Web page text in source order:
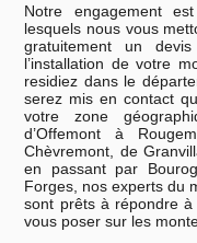
Notre engagement
lesquels nous vous
gratuitement un
l’installation de votre
residiez dans le
serez mis en contact
votre zone
d’Offemont à
Chèvremont, de
en passant par
Forges, nos experts du
sont prêts à répondre
vous poser sur les